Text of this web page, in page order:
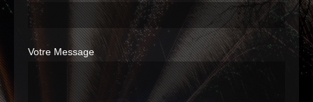
Votre Message